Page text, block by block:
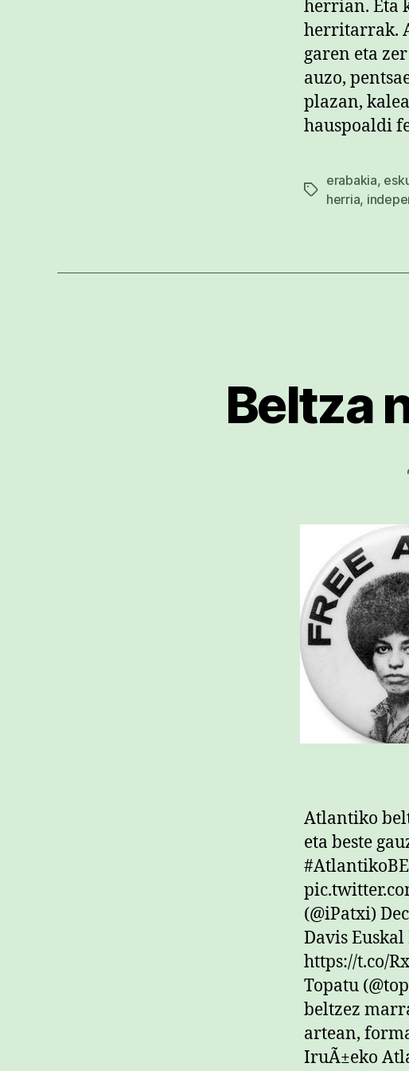
herrian. Eta
herritarrak.
garen eta
auzo,
plazan,
hauspoaldi
Etiketak
erabakia,
herria,
Beltza
Atlantiko
eta beste
(@iPatxi)
Davis
https://t.co/
Topatu
beltzez
artean,
IruÃ±eko